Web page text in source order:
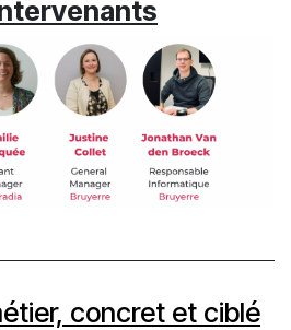
concret et ciblé